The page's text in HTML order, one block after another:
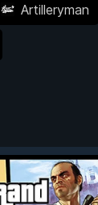
Artilleryman